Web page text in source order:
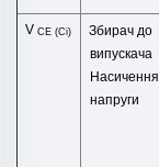
VCE (Сі)
Збирач до
випускача
Насичення
напруги